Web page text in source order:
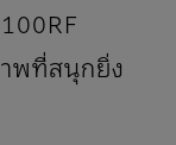
พที่สนุกยิ่ง